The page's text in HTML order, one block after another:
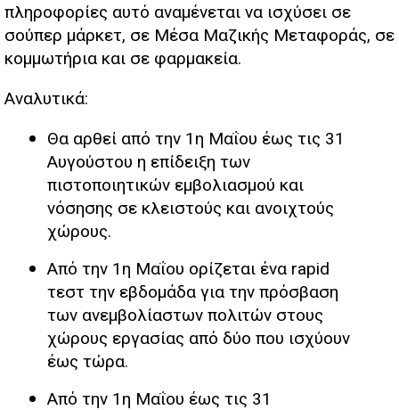
πληροφορίες αυτό αναμένεται να ισχύσει σε
σούπερ μάρκετ, σε Μέσα Μαζικής Μεταφοράς, σε
κομμωτήρια και σε φαρμακεία.
Αναλυτικά:
Θα αρθεί από την 1η Μαΐου έως τις 31
Αυγούστου η επίδειξη των
πιστοποιητικών εμβολιασμού και
νόσησης σε κλειστούς και ανοιχτούς
χώρους.
Από την 1η Μαΐου ορίζεται ένα rapid
τεστ την εβδομάδα για την πρόσβαση
των ανεμβολίαστων πολιτών στους
χώρους εργασίας από δύο που ισχύουν
έως τώρα.
Από την 1η Μαΐου έως τις 31